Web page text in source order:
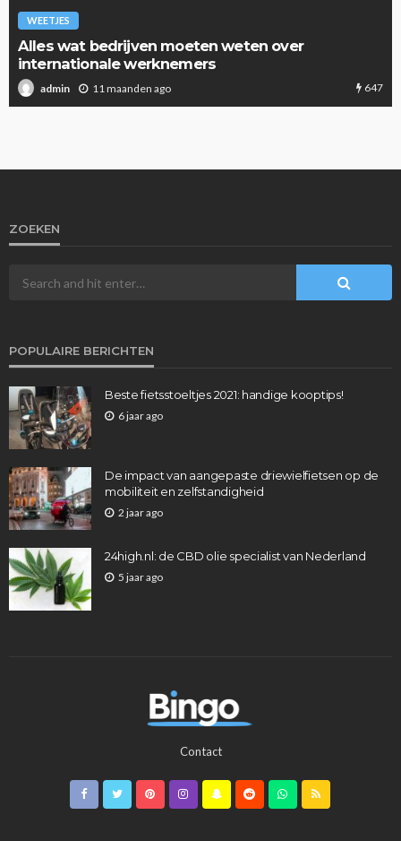
WEETJES
Alles wat bedrijven moeten weten over
internationale werknemers
admin 11 maanden ago 647
ZOEKEN
POPULAIRE BERICHTEN
Beste fietsstoeltjes 2021: handige kooptips!
6 jaar ago
De impact van aangepaste driewielfietsen op de
mobiliteit en zelfstandigheid
2 jaar ago
24high.nl: de CBD olie specialist van Nederland
5 jaar ago
Contact